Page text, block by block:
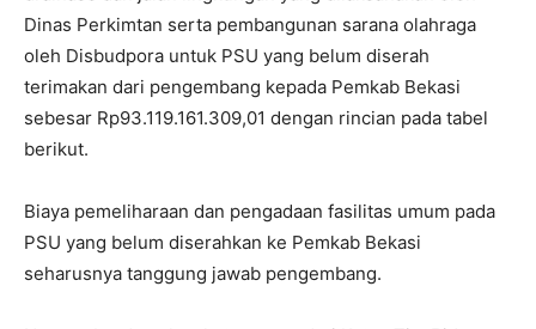
Dinas Perkimtan serta pembangunan sarana olahraga
oleh Disbudpora untuk PSU yang belum diserah
terimakan dari pengembang kepada Pemkab Bekasi
sebesar Rp93.119.161.309,01 dengan rincian pada tabel
berikut.
Biaya pemeliharaan dan pengadaan fasilitas umum pada
PSU yang belum diserahkan ke Pemkab Bekasi
seharusnya tanggung jawab pengembang.